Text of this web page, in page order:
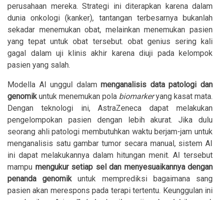
perusahaan mereka. Strategi ini diterapkan karena dalam
dunia onkologi (kanker), tantangan terbesarnya bukanlah
sekadar menemukan obat, melainkan menemukan pasien
yang tepat untuk obat tersebut. obat genius sering kali
gagal dalam uji klinis akhir karena diuji pada kelompok
pasien yang salah.
Modella AI unggul dalammenganalisis data patologi dan
genomikuntuk menemukan pola biomarkeryang kasat mata.
Dengan teknologi ini, AstraZeneca dapat melakukan
pengelompokan pasien dengan lebih akurat. Jika dulu
seorang ahli patologi membutuhkan waktu berjam-jam untuk
menganalisis satu gambar tumor secara manual, sistem AI
ini dapat melakukannya dalam hitungan menit. AI tersebut
mampu mengukur setiap sel dan menyesuaikannya dengan
penanda genomikuntuk memprediksi bagaimana sang
pasien akan merespons pada terapi tertentu. Keunggulan ini